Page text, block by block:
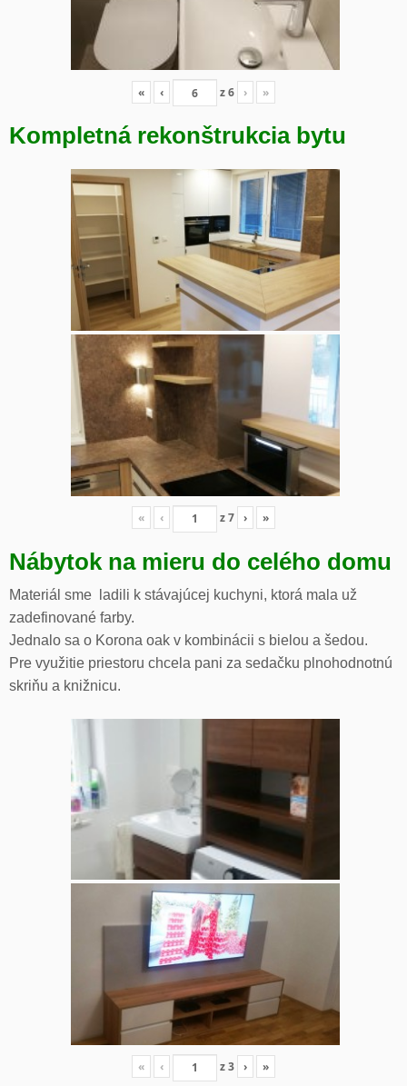
« ‹ z6 › »
Kompletná rekonštrukcia bytu
« ‹ z7 › »
Nábytok na mieru do celého domu
Materiál sme ladili k stávajúcej kuchyni, ktorá mala už
zadefinované farby.
Jednalo sa o Korona oak v kombinácii s bielou a šedou.
Pre využitie priestoru chcela pani za sedačku plnohodnotnú
skriňu a knižnicu.
« ‹ z3 › »